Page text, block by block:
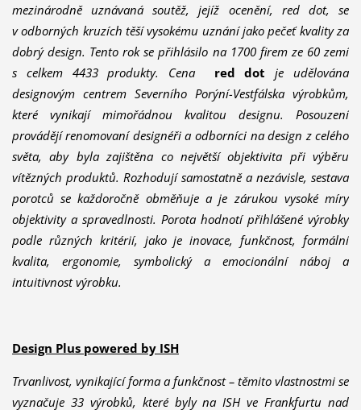
mezinárodně uznávaná soutěž, jejíž ocenění, red dot, se
v odborných kruzích těší vysokému uznání jako pečeť kvality za
dobrý design. Tento rok se přihlásilo na 1700 firem ze 60 zemí
s celkem 4433 produkty. Cena red dot je udělována
designovým centrem Severního Porýní-Vestfálska výrobkům,
které vynikají mimořádnou kvalitou designu. Posouzení
provádějí renomovaní designéři a odborníci na design z celého
světa, aby byla zajištěna co největší objektivita při výběru
vítězných produktů. Rozhodují samostatně a nezávisle, sestava
porotců se každoročně obměňuje a je zárukou vysoké míry
objektivity a spravedlnosti. Porota hodnotí přihlášené výrobky
podle různých kritérií, jako je inovace, funkčnost, formální
kvalita, ergonomie, symbolický a emocionální náboj a
intuitivnost výrobku.
Design Plus powered by ISH
Trvanlivost, vynikající forma a funkčnost – těmito vlastnostmi se
vyznačuje 33 výrobků, které byly na ISH ve Frankfurtu nad